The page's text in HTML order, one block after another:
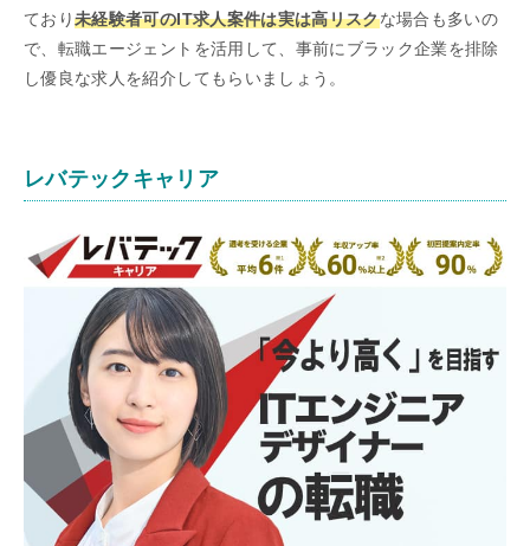
ており未経験者可のIT求人案件は実は高リスクな場合も多いの
で、転職エージェントを活用して、事前にブラック企業を排除
し優良な求人を紹介してもらいましょう。
レバテックキャリア